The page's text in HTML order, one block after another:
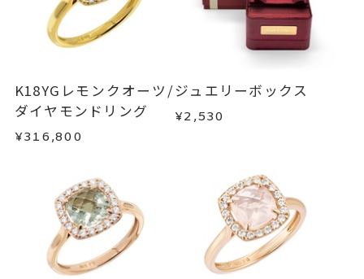
#6.5以下は±1まで可
モチーフ 縦：約10.6mm 横：約
リング幅 約2mm
カテゴリー
K18PG
カラーストーン
-
ご注文いただいてから在庫状況を確認いたしま
・在庫のご用意ができる場合： 約1週間～1ヶ月以
内を目安に発送いたします。
・受注生産となる場合： 商品ページに記載のある
※お急ぎの方はご注文前にお問い合わせくださ
い。事前に現在の納期状況を確認いたします。
お届け予定日はご注文から2営業日以内にメールに
返品・交換以下の場合、商品の返品・交換・返金
は承りかねます。
・受注生産の商品
・お客さまのお手元で傷や汚れが発生した商品
・到着後ご連絡無く7日以上経過した商品
・刻印をお入れした商品
・過度な交換・返品を繰り返している場合
商品の品質には万全を期しておりますが、万が一
不良品の場合、またはご注文のお品と異なる場合
は、早急に商品を交換させていただきます。
K18YGレモンクオーツ/
ダイヤモンドリング
¥316,800
ジュエリーボックス
¥2,530